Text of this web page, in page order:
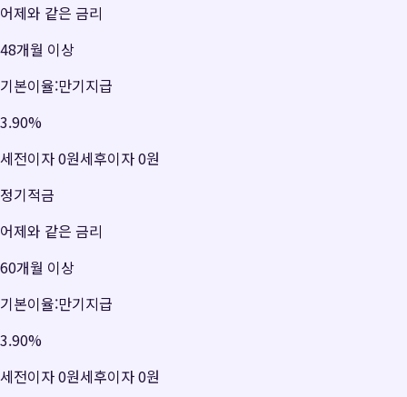
어제와 같은 금리
48개월 이상
기본이율:만기지급
3.90%
세전이자0원세후이자0원
정기적금
어제와 같은 금리
60개월 이상
기본이율:만기지급
3.90%
세전이자0원세후이자0원